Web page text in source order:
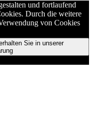
und fortlaufend
Durch die weitere
von Cookies
Sie in unserer